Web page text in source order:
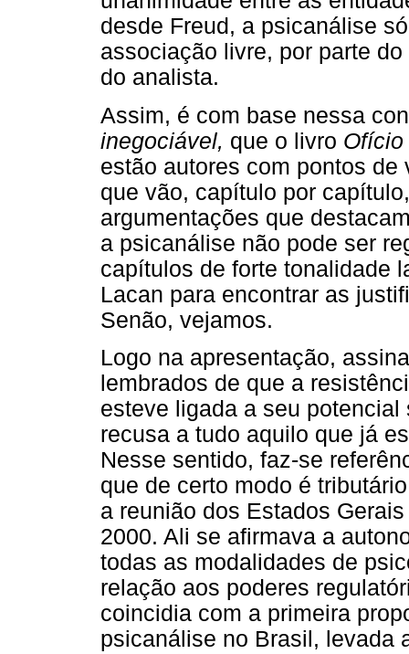
desde Freud, a psicanálise
associação livre, por parte
do analista.
Assim, é com base nessa
inegociável, que o livro Ofício
estão autores com pontos
que vão, capítulo por
argumentações que
a psicanálise não pode ser
capítulos de forte tonalidade
Lacan para encontrar as
Senão, vejamos.
Logo na apresentação,
lembrados de que a
esteve ligada a seu
recusa a tudo aquilo que já
Nesse sentido, faz-se
que de certo modo é
a reunião dos Estados
2000. Ali se afirmava a
todas as modalidades de
relação aos poderes
coincidia com a primeira
psicanálise no Brasil, levada